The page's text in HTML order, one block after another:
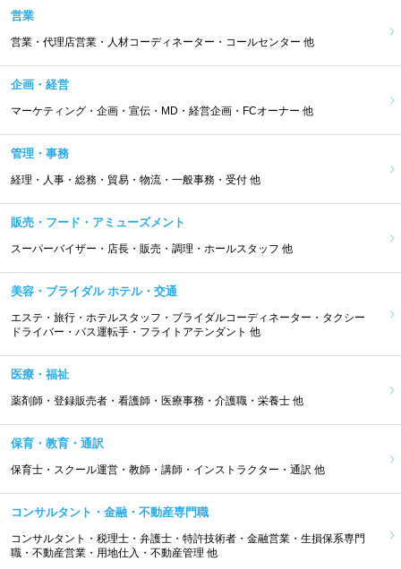
営業
営業・代理店営業・人材コーディネーター・コールセンター 他
企画・経営
マーケティング・企画・宣伝・MD・経営企画・FCオーナー 他
管理・事務
経理・人事・総務・貿易・物流・一般事務・受付 他
販売・フード・アミューズメント
スーパーバイザー・店長・販売・調理・ホールスタッフ 他
美容・ブライダル ホテル・交通
エステ・旅行・ホテルスタッフ・ブライダルコーディネーター・タクシー
ドライバー・バス運転手・フライトアテンダント 他
医療・福祉
薬剤師・登録販売者・看護師・医療事務・介護職・栄養士 他
保育・教育・通訳
保育士・スクール運営・教師・講師・インストラクター・通訳 他
コンサルタント・金融・不動産専門職
コンサルタント・税理士・弁護士・特許技術者・金融営業・生損保系専門
職・不動産営業・用地仕入・不動産管理 他